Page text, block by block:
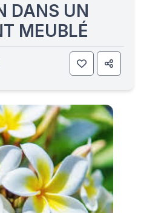
DANS UN
MEUBLÉ